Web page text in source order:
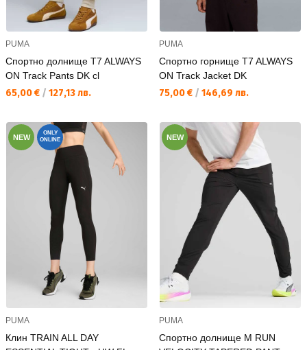
PUMA
Спортно долнище T7 ALWAYS
ON Track Pants DK cl
Текуща цена:
65,00 € / 127,13 лв.
PUMA
Спортно горнище T7 ALWAYS
ON Track Jacket DK
Текуща цена:
75,00 € / 146,69 лв.
NEW
ONLY
ONLINE
PUMA
Клин TRAIN ALL DAY
NEW
PUMA
Спортно долнище M RUN